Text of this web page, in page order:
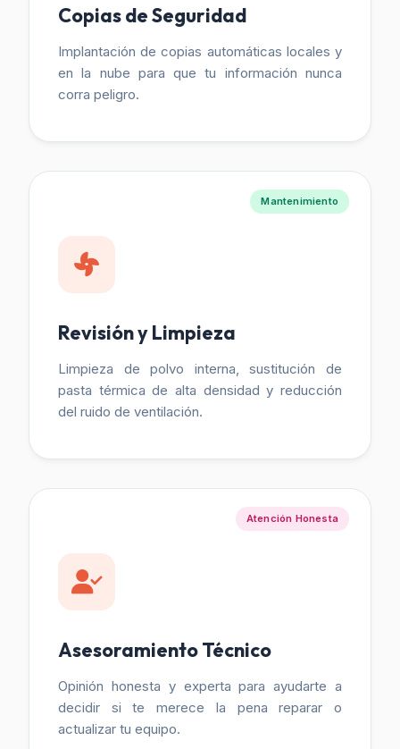
Copias de Seguridad
Implantación de copias automáticas locales y
en la nube para que tu información nunca
corra peligro.
Mantenimiento
Revisión y Limpieza
Limpieza de polvo interna, sustitución de
pasta térmica de alta densidad y reducción
del ruido de ventilación.
Atención Honesta
Asesoramiento Técnico
Opinión honesta y experta para ayudarte a
decidir si te merece la pena reparar o
actualizar tu equipo.